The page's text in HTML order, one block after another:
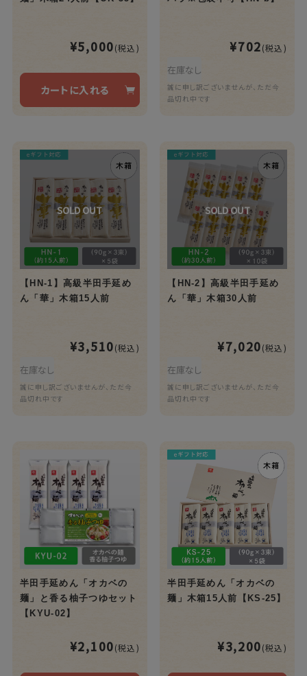
¥5,000(税込)
カートに入れる
¥702(税込)
在庫なし
誠に申し訳ございませんが、ただ今
品切れ中です
【HN-1】高級半田手延め
ん「華」木箱15人前
¥3,510(税込)
在庫なし
誠に申し訳ございませんが、ただ今
品切れ中です
【HN-2】高級半田手延め
ん「華」木箱30人前
¥7,020(税込)
在庫なし
誠に申し訳ございませんが、ただ今
品切れ中です
半田手延めん「オカベの
麺」と香る柚子つゆセット
【KYU-02】
¥2,100(税込)
半田手延めん「オカベの
麺」木箱15人前【KS-25】
¥3,200(税込)